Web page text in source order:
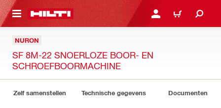
HOOFDINHOUD LOG IN OF REGISTREER
WINKELWAGEN
NURON
SF 8M-22 SNOERLOZE BOOR- EN
SCHROEFBOORMACHINE
Zelf samenstellen Technische gegevens Documenten